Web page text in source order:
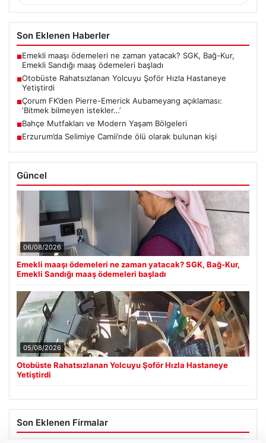
Son Eklenen Haberler
■Emekli maaşı ödemeleri ne zaman yatacak? SGK, Bağ-Kur,
Emekli Sandığı maaş ödemeleri başladı
■Otobüste Rahatsızlanan Yolcuyu Şoför Hızla Hastaneye
Yetiştirdi
■Çorum FK’den Pierre-Emerick Aubameyang açıklaması:
‘Bitmek bilmeyen istekler…’
■Bahçe Mutfakları ve Modern Yaşam Bölgeleri
■Erzurum’da Selimiye Camii’nde ölü olarak bulunan kişi
Güncel
06/08/2026
Emekli maaşı ödemeleri ne zaman yatacak? SGK, Bağ-Kur,
Emekli Sandığı maaş ödemeleri başladı
05/08/2026
Otobüste Rahatsızlanan Yolcuyu Şoför Hızla Hastaneye
Yetiştirdi
Son Eklenen Firmalar